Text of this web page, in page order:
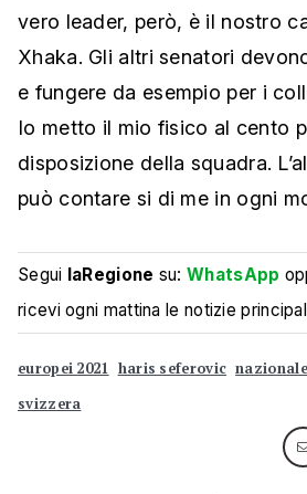
vero leader, però, è il nostro
Xhaka. Gli altri senatori
e fungere da esempio per i
Io metto il mio fisico al cento
disposizione della squadra.
può contare si di me in ogni
Segui laRegione su:WhatsApp
ricevi ogni mattina le notizie
europei 2021 haris seferovic
svizzera